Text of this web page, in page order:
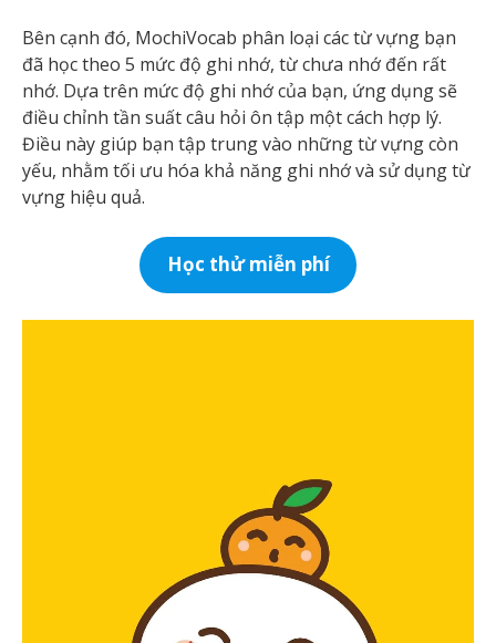
Bên cạnh đó, MochiVocab phân loại các từ vựng bạn
đã học theo 5 mức độ ghi nhớ, từ chưa nhớ đến rất
nhớ. Dựa trên mức độ ghi nhớ của bạn, ứng dụng sẽ
điều chỉnh tần suất câu hỏi ôn tập một cách hợp lý.
Điều này giúp bạn tập trung vào những từ vựng còn
yếu, nhằm tối ưu hóa khả năng ghi nhớ và sử dụng từ
vựng hiệu quả.
Học thử miễn phí